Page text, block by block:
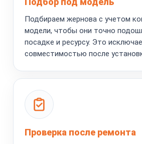
Подбираем жернова с учетом
модели, чтобы они точно
посадке и ресурсу. Это
совместимостью после
Проверка после ремонта